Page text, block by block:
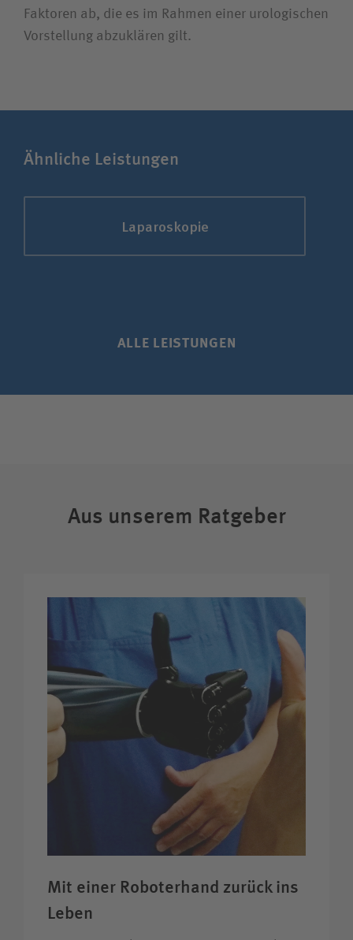
Faktoren ab, die es im Rahmen einer urologischen
Vorstellung abzuklären gilt.
Ähnliche Leistungen
Laparoskopie
ALLE LEISTUNGEN
Aus unserem Ratgeber
Mit einer Roboter­hand zurück ins
Leben